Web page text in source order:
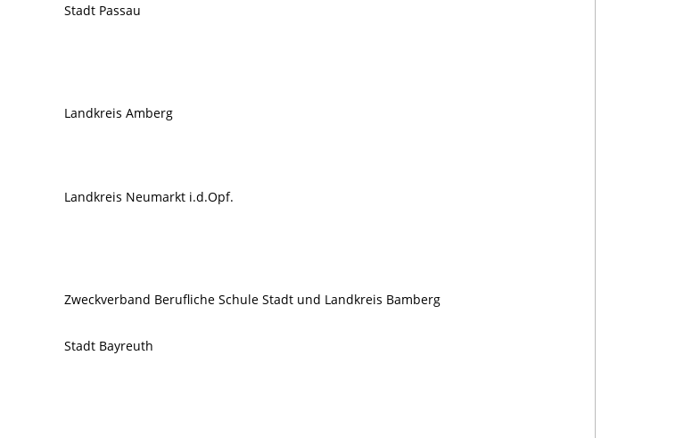
Stadt Passau
Landkreis Amberg
Landkreis Neumarkt i.d.Opf.
Zweckverband Berufliche Schule Stadt und Landkreis Bamberg
Stadt Bayreuth